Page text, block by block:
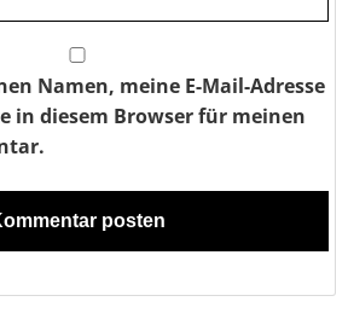
Namen, meine E-Mail-Adresse
in diesem Browser für meinen